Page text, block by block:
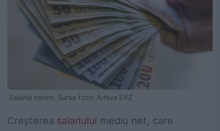
Salariul minim. Sursa foto: Arhiva EVZ
Creșterea salariului mediu net, care